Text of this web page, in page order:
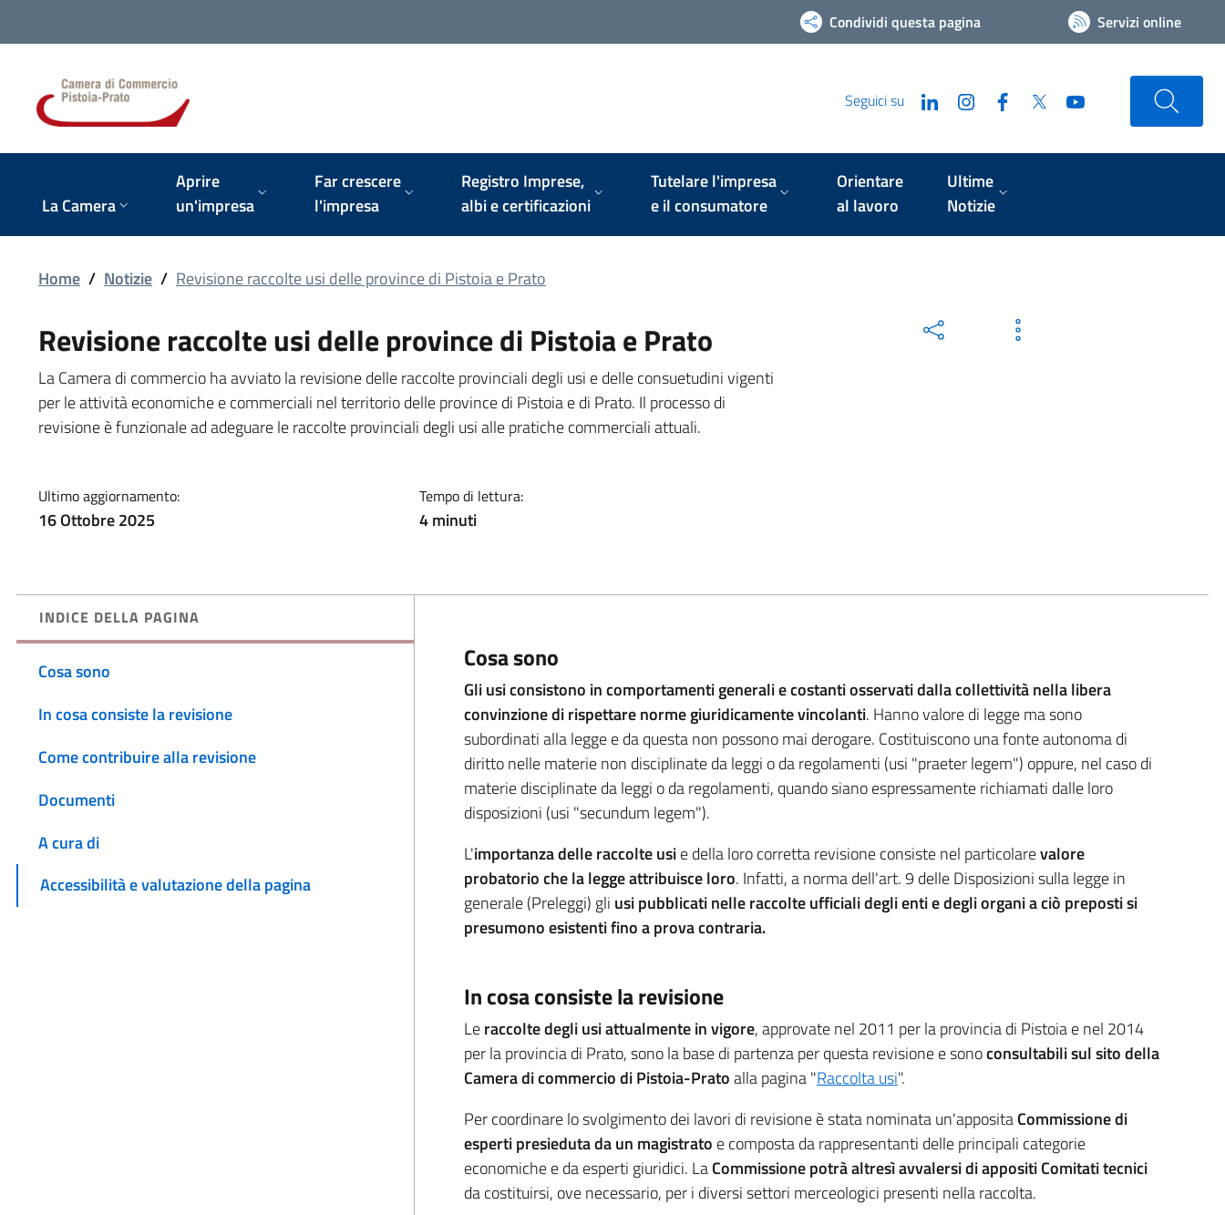
Condividi questa pagina Servizi online
Seguici su
La Camera
Aprire
un'impresa
Far crescere
l'impresa
Registro Imprese,
albi e certificazioni
Tutelare l'impresa
e il consumatore
Orientare
al lavoro
Ultime
Notizie
Home / Notizie / Revisione raccolte usi delle province di Pistoia e Prato
Revisione raccolte usi delle province di Pistoia e Prato
La Camera di commercio ha avviato la revisione delle raccolte provinciali degli usi e delle consuetudini vigenti
per le attività economiche e commerciali nel territorio delle province di Pistoia e di Prato. Il processo di
revisione è funzionale ad adeguare le raccolte provinciali degli usi alle pratiche commerciali attuali.
Ultimo aggiornamento:
16 Ottobre 2025
Tempo di lettura:
4 minuti
INDICE DELLA PAGINA
Cosa sono
In cosa consiste la revisione
Come contribuire alla revisione
Documenti
A cura di
Accessibilità e valutazione della pagina
Cosa sono
Gli usi consistono in comportamenti generali e costanti osservati dalla collettività nella libera
convinzione di rispettare norme giuridicamente vincolanti. Hanno valore di legge ma sono
subordinati alla legge e da questa non possono mai derogare. Costituiscono una fonte autonoma di
diritto nelle materie non disciplinate da leggi o da regolamenti (usi "praeter legem") oppure, nel caso di
materie disciplinate da leggi o da regolamenti, quando siano espressamente richiamati dalle loro
disposizioni (usi "secundum legem").
L'importanza delle raccolte usie della loro corretta revisione consiste nel particolarevalore
probatorio che la legge attribuisce loro. Infatti, a norma dell'art. 9 delle Disposizioni sulla legge in
generale (Preleggi) gli usi pubblicati nelle raccolte ufficiali degli enti e degli organi a ciò preposti si
presumono esistenti fino a prova contraria.
In cosa consiste la revisione
Leraccolte degli usi attualmente in vigore, approvate nel 2011 per la provincia di Pistoia e nel 2014
per la provincia di Prato, sono la base di partenza per questa revisione e sonoconsultabili sul sito della
Cameradi commercio di Pistoia-Pratoalla pagina "Raccolta usi".
Per coordinare lo svolgimento dei lavori di revisione è stata nominata un'appositaCommissione di
esperti presieduta da un magistrato e composta da rappresentanti delle principali categorie
economiche e da esperti giuridici. LaCommissione potrà altresì avvalersi di appositi Comitati tecnici
da costituirsi, ove necessario, per i diversi settori merceologici presenti nella raccolta.